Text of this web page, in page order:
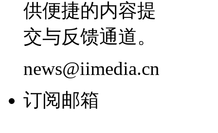
供便捷的内容提
交与反馈通道。
news@iimedia.cn
订阅邮箱